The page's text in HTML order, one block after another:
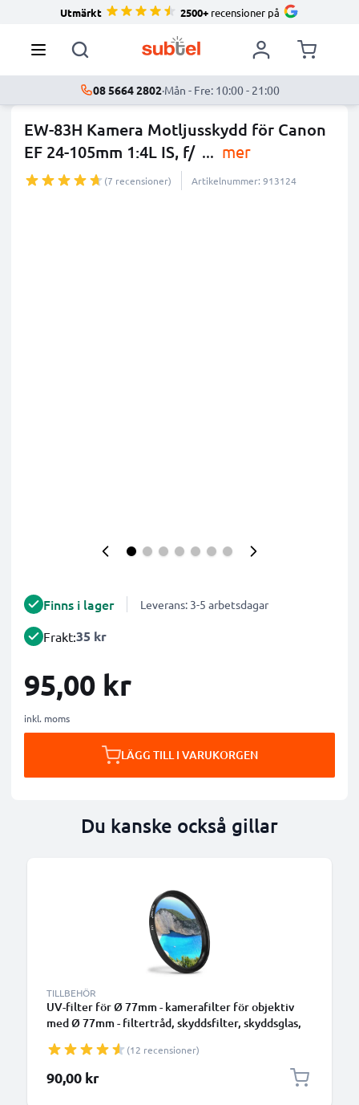
Utmärkt 2500+ recensioner på
08 5664 2802·Mån - Fre: 10:00 - 21:00
EW-83H Kamera Motljusskydd för Canon
EF 24-105mm 1:4L IS, f/ ... mer
(7 recensioner) Artikelnummer: 913124
Finns i lager Leverans: 3-5 arbetsdagar
Frakt:35 kr
95,00 kr
inkl. moms
LÄGG TILL I VARUKORGEN
Du kanske också gillar
TILLBEHÖR
UV-filter för Ø 77mm - kamerafilter för objektiv
med Ø 77mm - filtertråd, skyddsfilter, skyddsglas,
(12 recensioner)
90,00 kr